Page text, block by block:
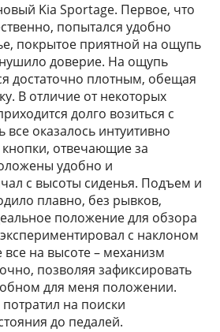
Kia Sportage. Первое, что
попытался удобно
покрытое приятной на ощупь
доверие. На ощупь
достаточно плотным, обещая
В отличие от некоторых
долго возиться с
все оказалось интуитивно
отвечающие за
удобно и
с высоты сиденья. Подъем и
плавно, без рывков,
положение для обзора
с наклоном
все на высоте – механизм
позволяя зафиксировать
для меня положении.
на поиски
до педалей.